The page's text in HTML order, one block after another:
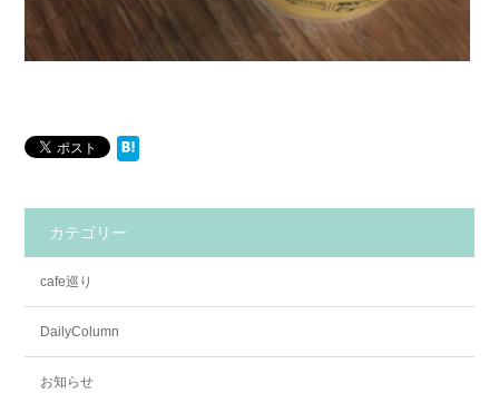
カテゴリー
cafe巡り
DailyColumn
お知らせ